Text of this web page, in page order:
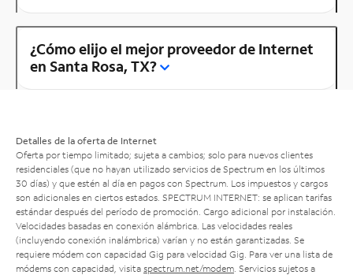
¿Cómo elijo el mejor proveedor de Internet
en Santa Rosa, TX?
Detalles de la oferta de Internet
Oferta por tiempo limitado; sujeta a cambios; solo para nuevos clientes
residenciales (que no hayan utilizado servicios de Spectrum en los últimos
30 días) y que estén al día en pagos con Spectrum. Los impuestos y cargos
son adicionales en ciertos estados. SPECTRUM INTERNET: se aplican tarifas
estándar después del período de promoción. Cargo adicional por instalación.
Velocidades basadas en conexión alámbrica. Las velocidades reales
(incluyendo conexión inalámbrica) varían y no están garantizadas. Se
requiere módem con capacidad Gig para velocidad Gig. Para ver una lista de
módems con capacidad, visita spectrum.net/modem . Servicios sujetos a